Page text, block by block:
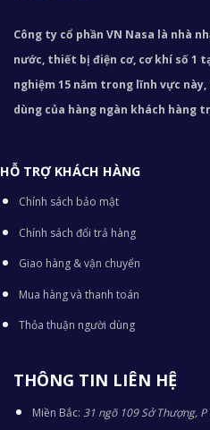
Công ty cổ phần VN Nasa là nhà
nước, thiết bị điện cơ, cơ khí số 1
nghiệm 15 năm trong lĩnh vực
dùng của hàng ngàn khách hàng
HỖ TRỢ KHÁCH HÀNG
Chính sách bảo mật
Chính sách đổi trả hàng
Giao hàng & vận chuyển
Mua hàng và thanh toán
Thỏa thuận người dùng
THÔNG TIN LIÊN HỆ
Miền Bắc: 31 ngõ 109 Sở Thượng,